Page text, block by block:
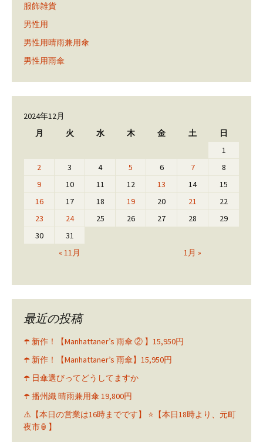
服飾雑貨
男性用
男性用晴雨兼用傘
男性用雨傘
2024年12月
月
火 水 木 金 土 日
« 11月 1月 »
1
2
3 4 5 6 7
8
9
10 11 12 13 14
15
16
17 18 19 20 21
22
23
24 25 26 27 28
29
30
31
最近の投稿
☂️ 新作！【Manhattaner’s 雨傘 ② 】15,950円
☂️ 新作！【Manhattaner’s 雨傘】15,950円
☂️ 日傘選びってどうしてますか
☂️ 播州織 晴雨兼用傘 19,800円
⚠️【本日の営業は16時までです】 ⭐️【本日18時より、元町
夜市🏮】